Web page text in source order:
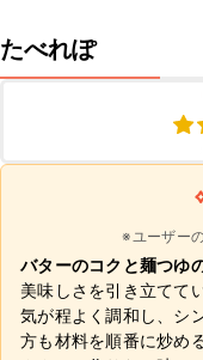
たべれぽ
※ユーザー
バターのコクと麺つゆ
美味しさを引き立てて
気が程よく調和し、シ
方も材料を順番に炒め